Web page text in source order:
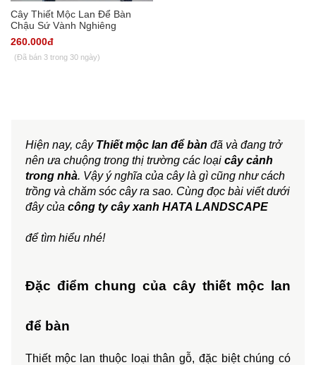
Cây Thiết Mộc Lan Để Bàn
Chậu Sứ Vành Nghiêng
260.000đ
(Đã bán 3 trong 30 ngày)
Hiện nay, cây Thiết mộc lan để bàn đã và đang trở
nên ưa chuộng trong thị trường các loại cây cảnh
trong nhà. Vậy ý nghĩa của cây là gì cũng như cách
trồng và chăm sóc cây ra sao. Cùng đọc bài viết dưới
đây của công ty cây xanh HATA LANDSCAPE
để tìm hiểu nhé!
Đặc điểm chung của cây thiết mộc lan
để bàn
Thiết mộc lan thuộc loại thân gỗ, đặc biệt chúng có